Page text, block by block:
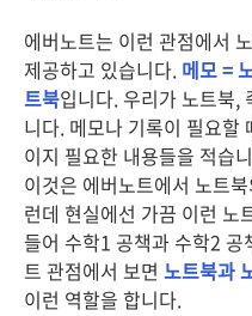
에버노트는 이런 관점에서
제공하고 있습니다. 메모 =
트북입니다. 우리가 노트북,
니다. 메모나 기록이 필요할
이지 필요한 내용들을 적습
이것은 에버노트에서 노트
런데 현실에선 가끔 이런 노
들어 수학1 공책과 수학2
트 관점에서 보면 노트북과
이런 역할을 합니다.